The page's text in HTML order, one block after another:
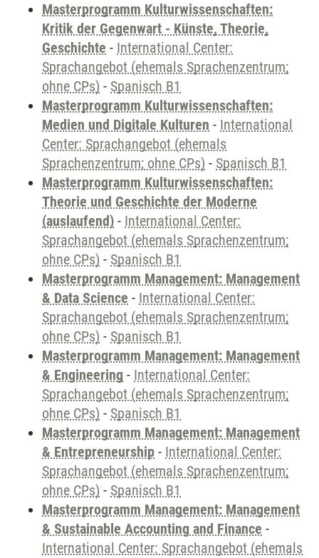
Masterprogramm Kulturwissenschaften:
Kritik der Gegenwart - Künste, Theorie,
Geschichte - International Center:
Sprachangebot (ehemals Sprachenzentrum;
ohne CPs) - Spanisch B1
Masterprogramm Kulturwissenschaften:
Medien und Digitale Kulturen - International
Center: Sprachangebot (ehemals
Sprachenzentrum; ohne CPs) - Spanisch B1
Masterprogramm Kulturwissenschaften:
Theorie und Geschichte der Moderne
(auslaufend) - International Center:
Sprachangebot (ehemals Sprachenzentrum;
ohne CPs) - Spanisch B1
Masterprogramm Management: Management
& Data Science - International Center:
Sprachangebot (ehemals Sprachenzentrum;
ohne CPs) - Spanisch B1
Masterprogramm Management: Management
& Engineering - International Center:
Sprachangebot (ehemals Sprachenzentrum;
ohne CPs) - Spanisch B1
Masterprogramm Management: Management
& Entrepreneurship - International Center:
Sprachangebot (ehemals Sprachenzentrum;
ohne CPs) - Spanisch B1
Masterprogramm Management: Management
& Sustainable Accounting and Finance -
International Center: Sprachangebot (ehemals